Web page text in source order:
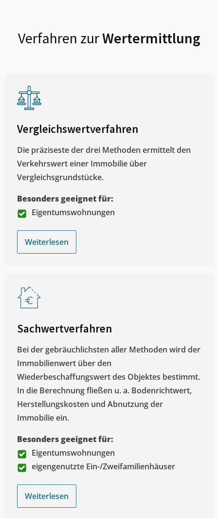
Verfahren zurWertermittlung
Vergleichswertverfahren
Die präziseste der drei Methoden ermittelt den
Verkehrswert einer Immobilie über
Vergleichsgrundstücke.
Besonders geeignet für:
Eigentumswohnungen
Weiterlesen
Sachwertverfahren
Bei der gebräuchlichsten aller Methoden wird der
Immobilienwert über den
Wiederbeschaffungswert des Objektes bestimmt.
In die Berechnung fließen u. a. Bodenrichtwert,
Herstellungskosten und Abnutzung der
Immobilie ein.
Besonders geeignet für:
Eigentumswohnungen
eigengenutzte Ein-/Zweifamilienhäuser
Weiterlesen